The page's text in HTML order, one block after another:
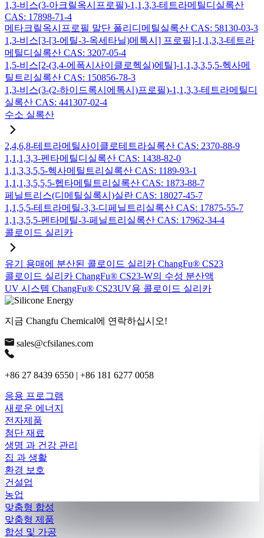
1,3-비스(3-아크릴옥시프로필)-1,1,3,3-테트라메틸디실록산
CAS: 17898-71-4
메타크릴옥시프로필 말단 폴리디메틸실록산 CAS: 58130-03-3
1,3-비스[3-[3-에틸-3-옥세타닐)메톡시] 프로필]-1,1,3,3-테트라
메틸디실록산 CAS: 3207-05-4
1,5-비스[2-(3,4-에폭시사이클로헥실)에틸]-1,1,3,3,5,5-헥사메
틸트리실록산 CAS: 150856-78-3
1,3-비스(3-(2-하이드록시에톡시)프로필)-1,1,3,3-테트라메틸디
실록산 CAS: 441307-02-4
수소 실록산
2,4,6,8-테트라메틸사이클로테트라실록산 CAS: 2370-88-9
1,1,1,3,3-펜타메틸디실록산 CAS: 1438-82-0
1,1,3,3,5,5-헥사메틸트리실록산 CAS: 1189-93-1
1,1,1,3,5,5,5-헵타메틸트리실록산 CAS: 1873-88-7
페닐트리스(디메틸실록시)실란 CAS: 18027-45-7
1,1,5,5-테트라메틸-3,3-디페닐트리실록산 CAS: 17875-55-7
1,1,3,5,5-펜타메틸-3-페닐트리실록산 CAS: 17962-34-4
콜로이드 실리카
유기 용매에 분산된 콜로이드 실리카 ChangFu® CS23
콜로이드 실리카 ChangFu® CS23-W의 수성 분산액
UV 시스템 ChangFu® CS23UV용 콜로이드 실리카
지금 Changfu Chemical에 연락하십시오!
sales@cfsilanes.com
+86 27 8439 6550 | +86 181 6277 0058
응용 프로그램
새로운 에너지
전자제품
첨단 재료
생명 과 건강 관리
집 과 생활
환경 보호
건설업
농업
맞춤형 합성
맞춤형 제품
합성 및 가공